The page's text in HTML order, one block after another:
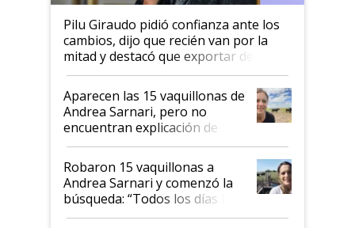
Pilu Giraudo pidió confianza ante los
cambios, dijo que recién van por la
mitad y destacó que exportar dejó de
ser "para unos pocos": "Tenemos un
mandato muy claro del gobierno
nacional"
Aparecen las 15 vaquillonas de
Andrea Sarnari, pero no
encuentran explicación de
cómo llegaron allí
Robaron 15 vaquillonas a
Andrea Sarnari y comenzó la
búsqueda: “Todos los días le
toca a algún productor”